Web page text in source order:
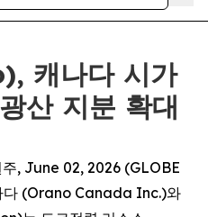
캐나다 시가
산 지분 확대
, June 02, 2026 (GLOBE
다 (Orano Canada Inc.)와